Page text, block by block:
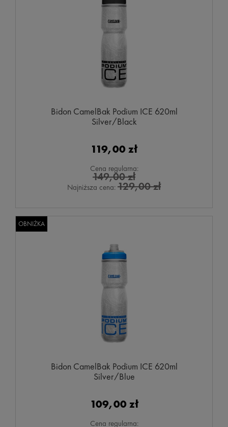
Bidon CamelBak Podium ICE 620ml
Silver/Black
119,00 zł
Cena regularna:
149,00 zł
Najniższa cena: 129,00 zł
Bidon CamelBak Podium ICE 620ml
Silver/Blue
109,00 zł
Cena regularna:
OBNIŻKA